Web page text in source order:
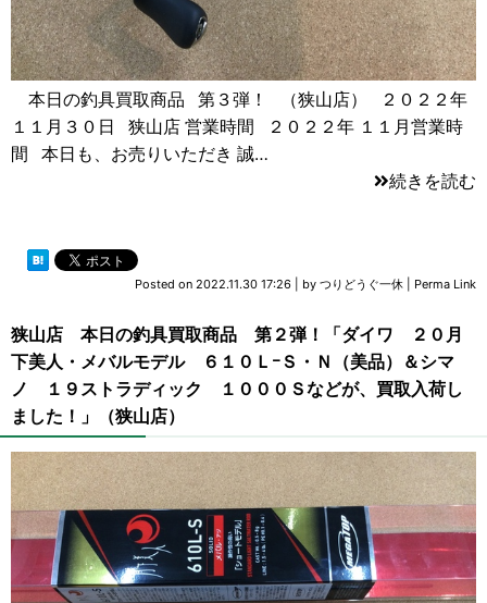
本日の釣具買取商品 第３弾！ （狭山店） ２０２２年
１１月３０日 狭山店 営業時間 ２０２２年 １１月営業時
間 本日も、お売りいただき 誠…
続きを読む
Posted on 2022.11.30 17:26 by つりどうぐ一休 Perma Link
狭山店 本日の釣具買取商品 第２弾！「ダイワ ２０月
下美人・メバルモデル ６１０ＬｰＳ・Ｎ（美品）＆シマ
ノ １９ストラディック １０００Ｓなどが、買取入荷し
ました！」（狭山店）